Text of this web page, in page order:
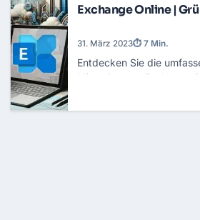
Exchange Online |
Entdecken Sie die
Migration von Exchange
. Erfahren Sie, wie
31. März 2023⏱ 7 Min.